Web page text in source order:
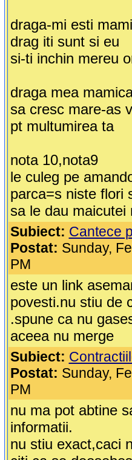
draga-mi esti
drag iti sunt si eu
si-ti inchin mereu
draga mea
sa cresc mare-as
pt multumirea ta
nota 10,nota9
le culeg pe
parca=s niste flori
sa le dau maicutei
Subiect: Cantece
Postat: Sunday,
PM
este un link
povesti.nu stiu de
.spune ca nu
aceea nu merge
Subiect:
Postat: Sunday,
PM
nu ma pot abtine
informatii.
nu stiu exact,caci